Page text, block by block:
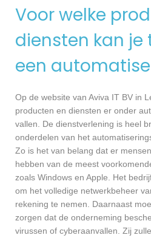
Voor welke
diensten kan je
een
Op de website van Aviva IT BV in
producten en diensten er onder
vallen. De dienstverlening is heel
onderdelen van het
Zo is het van belang dat er
hebben van de meest
zoals Windows en Apple. Het
om het volledige netwerkbeheer
rekening te nemen. Daarnaast
zorgen dat de onderneming
virussen of cyberaanvallen. Zij